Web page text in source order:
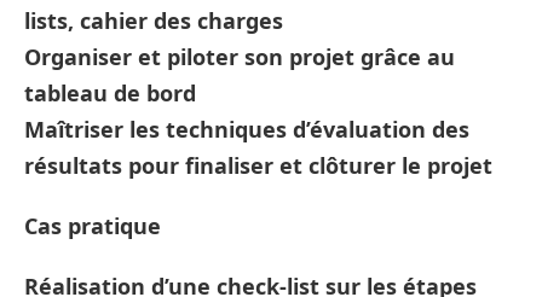
lists, cahier des charges
Organiser et piloter son projet grâce au
tableau de bord
Maîtriser les techniques d’évaluation des
résultats pour finaliser et clôturer le projet
Cas pratique
Réalisation d’une check-list sur les étapes